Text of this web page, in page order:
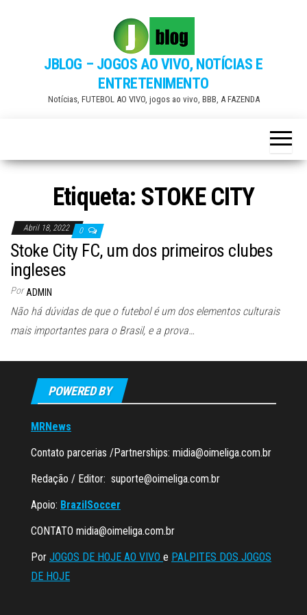
JBLOG – JOGOS AO VIVO, NOTÍCIAS E
ENTRETENIMENTO
Notícias, FUTEBOL AO VIVO, jogos ao vivo, BBB, A FAZENDA
Etiqueta: STOKE CITY
Abril 18, 2022 0
Stoke City FC, um dos primeiros clubes
ingleses
Por ADMIN
Não há dúvidas de que o futebol é um dos elementos culturais
mais importantes para o Brasil, e a prova…
POWERED BY
MRNews
Contato parcerias /Partnerships: midia@oimeliga.com.br
Redação / Editor: suporte@oimeliga.com.br
Apoio: BrazilSoccer
CONTATO midia@oimeliga.com.br
Por JOGOS DE HOJE AO VIVO e PALPITES DOS JOGOS
DE HOJE